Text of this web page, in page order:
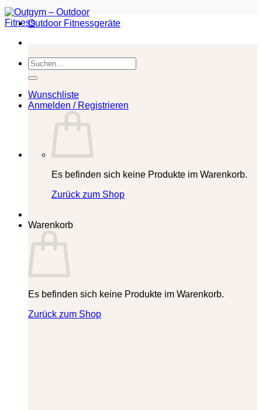
Suchen
nach:
Wunschliste
Anmelden / Registrieren
Es befinden sich keine Produkte im Warenkorb.
Zurück zum Shop
Warenkorb
Es befinden sich keine Produkte im Warenkorb.
Zurück zum Shop
Outdoor Fitnessgeräte